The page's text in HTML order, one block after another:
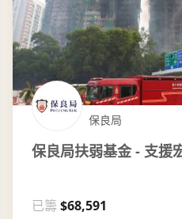
保良局
保良局扶弱基金 - 支援
已籌 $68,591